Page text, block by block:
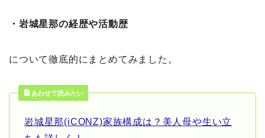
・岩城星那の経歴や活動歴
について徹底的にまとめてみました。
あわせて読みたい
岩城星那(iCONZ)家族構成は？美人母や生い立